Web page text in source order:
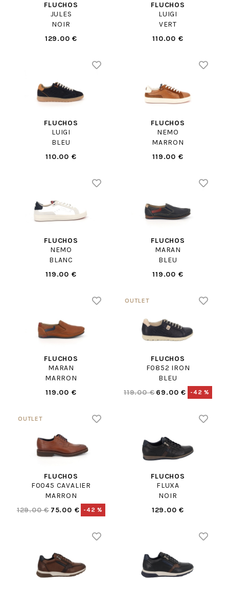
FLUCHOS
JULES
NOIR
129.00 €
FLUCHOS
LUIGI
VERT
110.00 €
FLUCHOS
LUIGI
BLEU
110.00 €
FLUCHOS
NEMO
MARRON
119.00 €
FLUCHOS
NEMO
BLANC
119.00 €
FLUCHOS
MARAN
BLEU
119.00 €
FLUCHOS
MARAN
MARRON
119.00 €
FLUCHOS
F0852 IRON
BLEU
119.00 € 69.00 € -42 %
FLUCHOS
F0045 CAVALIER
MARRON
129.00 € 75.00 € -42 %
FLUCHOS
FLUXA
NOIR
129.00 €